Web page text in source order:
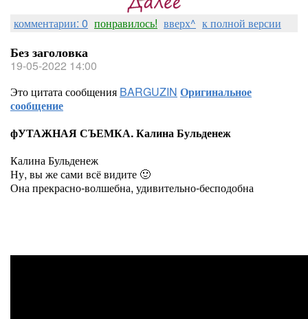
комментарии: 0 понравилось! вверх^ к полной версии
Без заголовка
19-05-2022 14:00
Это цитата сообщения BARGUZIN Оригинальное
сообщение
фУТАЖНАЯ СЪЕМКА. Калина Бульденеж
Калина Бульденеж
Ну, вы же сами всё видите 🙂
Она прекрасно-волшебна, удивительно-бесподобна